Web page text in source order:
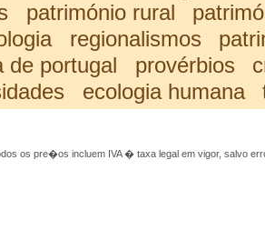
património rural
regionalismos
de portugal
provérbios
ecologia humana
os pre�os incluem IVA � taxa legal em vigor, salvo